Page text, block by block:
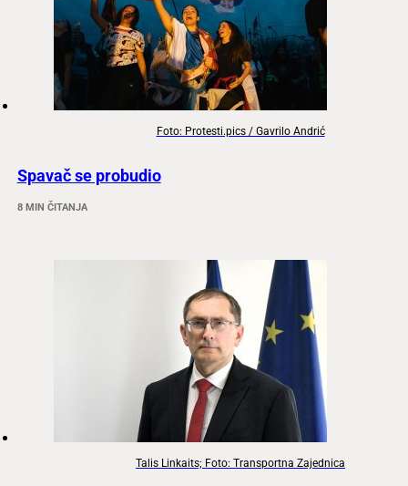
Foto: Protesti.pics / Gavrilo Andrić
Spavač se probudio
8 MIN ČITANJA
Talis Linkaits; Foto: Transportna Zajednica